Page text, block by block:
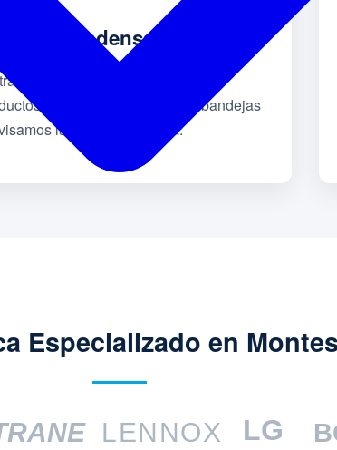
o Condensación
de agua en techos o
Destapamos drenajes, bandejas
la aislación térmica.
Especializado en
LENNOX LG